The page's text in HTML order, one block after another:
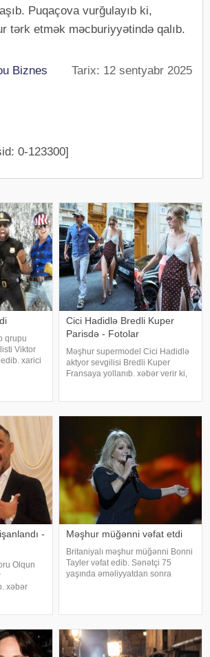
Puqaçova vurğulayıb ki,
tərk etmək məcburiyyətində qalıb.
Biznes Tarix: 12 sentyabr 2025
0-123300]
qrupu
Viktor
xarici
Cici Hadidlə Bredli Kuper
Parisdə - Fotolar
Məşhur supermodel Cici Hadidlə
aktyor sevgilisi Bredli Kuper
Fransaya yollanıb. xəbər verir ki,
Malikdən ayrıldıqdan sonra Cicini
-
Olqun
xəbər
Məşhur müğənni vəfat etdi
Britaniyalı məşhur müğənni Bonni
Tayler vəfat edib. Sənətçi 75
yaşında əməliyyatdan sonra